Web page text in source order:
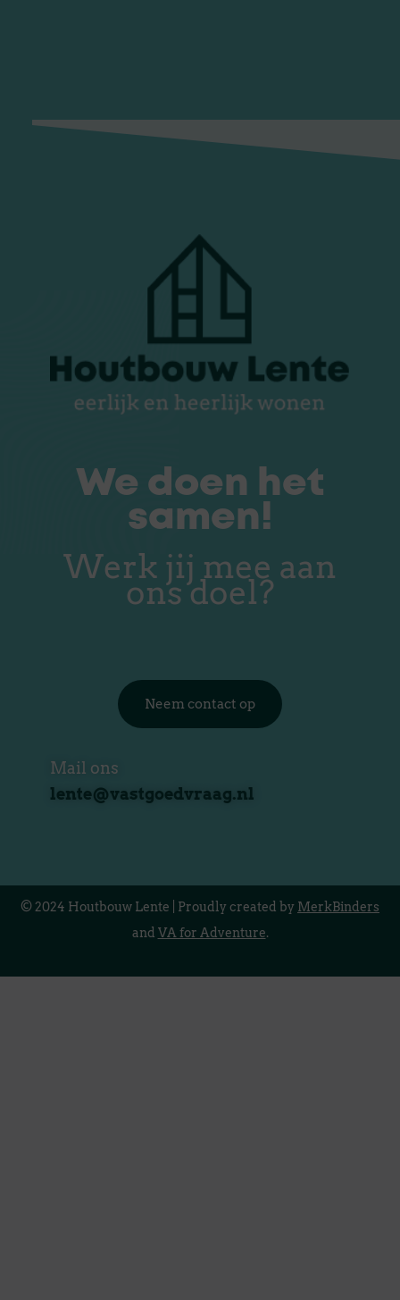
We doen het
samen!
Werk jij mee aan
ons doel?
Neem contact op
Mail ons
lente@vastgoedvraag.nl
© 2024 Houtbouw Lente | Proudly created by MerkBinders
and VA for Adventure.